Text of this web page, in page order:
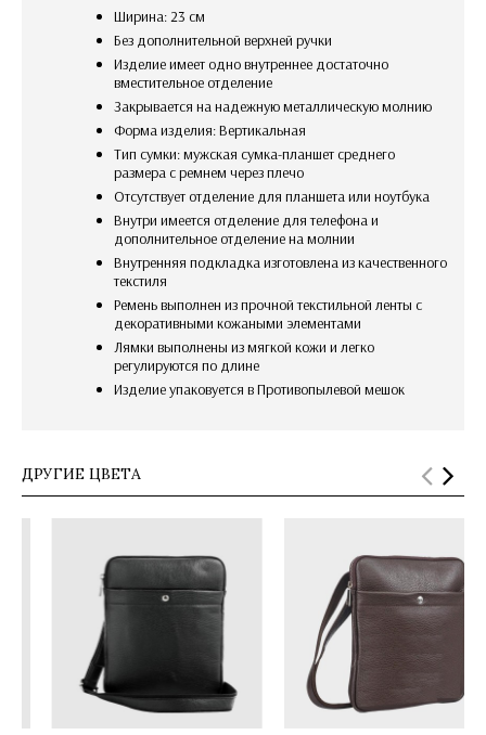
Ширина: 23 см
Без дополнительной верхней ручки
изделие имеет одно внутреннее достаточно
вместительное отделение
закрывается на надежную металлическую молнию
Форма изделия: Вертикальная
Тип сумки: мужская сумка-планшет среднего
размера с ремнем через плечо
Отсутствует отделение для планшета или ноутбука
внутри имеется отделение для телефона и
дополнительное отделение на молнии
внутренняя подкладка изготовлена из качественного
текстиля
Ремень выполнен из прочной текстильной ленты с
декоративными кожаными элементами
Лямки выполнены из мягкой кожи и легко
регулируются по длине
изделие упаковуется в Противопылевой мешок
ДРУГИЕ ЦВЕТА